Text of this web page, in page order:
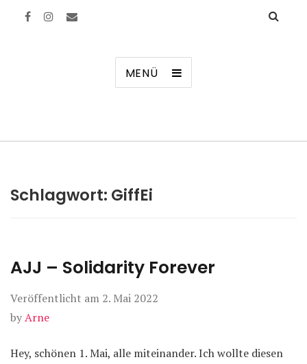
MENÜ
Schlagwort: GiffEi
AJJ – Solidarity Forever
Veröffentlicht am 2. Mai 2022
byArne
Hey, schönen 1. Mai, alle miteinander. Ich wollte diesen